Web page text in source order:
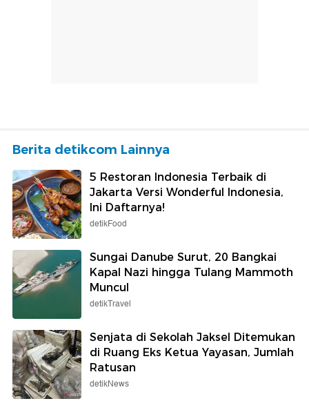
Berita detikcom Lainnya
5 Restoran Indonesia Terbaik di
Jakarta Versi Wonderful Indonesia,
Ini Daftarnya!
detikFood
Sungai Danube Surut, 20 Bangkai
Kapal Nazi hingga Tulang Mammoth
Muncul
detikTravel
Senjata di Sekolah Jaksel Ditemukan
di Ruang Eks Ketua Yayasan, Jumlah
Ratusan
detikNews